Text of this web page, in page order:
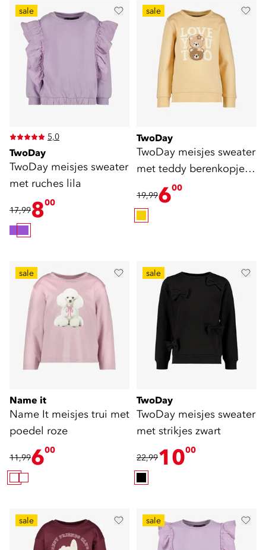
sale
5,0
TwoDay
TwoDay meisjes sweater
met ruches lila
17,99800
sale
TwoDay
TwoDay meisjes sweater
met teddy berenkopjes
19,99600
sale
Name it
Name It meisjes trui met
poedel roze
11,99600
sale
TwoDay
TwoDay meisjes sweater
met strikjes zwart
22,991000
sale sale